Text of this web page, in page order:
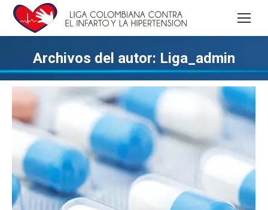
Archivos del autor: Liga_admin